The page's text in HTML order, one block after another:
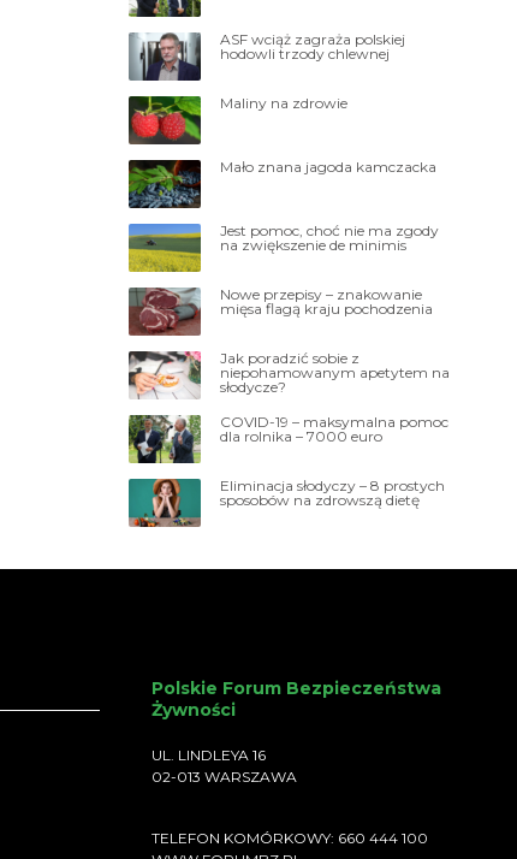
ASF wciąż zagraża polskiej
hodowli trzody chlewnej
Maliny na zdrowie
Mało znana jagoda kamczacka
Jest pomoc, choć nie ma zgody
na zwiększenie de minimis
Nowe przepisy – znakowanie
mięsa flagą kraju pochodzenia
Jak poradzić sobie z
niepohamowanym apetytem na
słodycze?
COVID-19 – maksymalna pomoc
dla rolnika – 7000 euro
Eliminacja słodyczy – 8 prostych
sposobów na zdrowszą dietę
Polskie Forum Bezpieczeństwa
Żywności
UL. LINDLEYA 16
02-013 WARSZAWA
TELEFON KOMÓRKOWY: 660 444 100